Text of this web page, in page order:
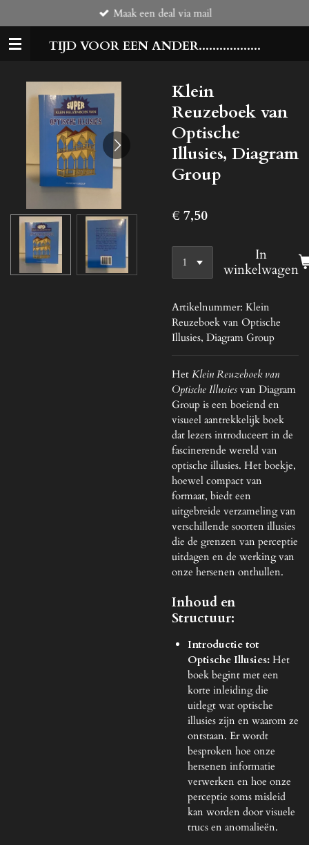
direct
naar
TIJD VOOR EEN ANDER..................
Maak een deal via mail
Klein
Reuzeboek van
Optische
Illusies, Diagram
Group
€ 7,50
In
winkelwagen
Artikelnummer: Klein
Reuzeboek van Optische
Illusies, Diagram Group
Het Klein Reuzeboek van
Optische Illusies van Diagram
Group is een boeiend en
visueel aantrekkelijk boek
dat lezers introduceert in de
fascinerende wereld van
optische illusies. Het boekje,
hoewel compact van
formaat, biedt een
uitgebreide verzameling van
verschillende soorten illusies
die de grenzen van perceptie
uitdagen en de werking van
onze hersenen onthullen.
Inhoud en
Structuur:
Introductie tot
Optische Illusies:Het
boek begint met een
korte inleiding die
uitlegt wat optische
illusies zijn en waarom ze
ontstaan. Er wordt
besproken hoe onze
hersenen informatie
verwerken en hoe onze
perceptie soms misleid
kan worden door visuele
trucs en anomalieën.